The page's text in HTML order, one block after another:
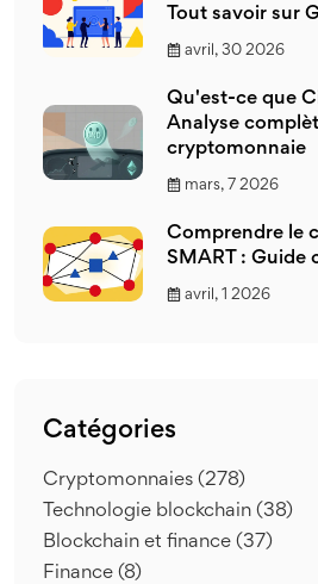
Tout savoir sur
avril, 30 2026
Qu'est-ce que
Analyse
cryptomonnaie
mars, 7 2026
Comprendre le
SMART : Guide
avril, 1 2026
Catégories
Cryptomonnaies (278)
Technologie blockchain (38)
Blockchain et finance (37)
Finance (8)